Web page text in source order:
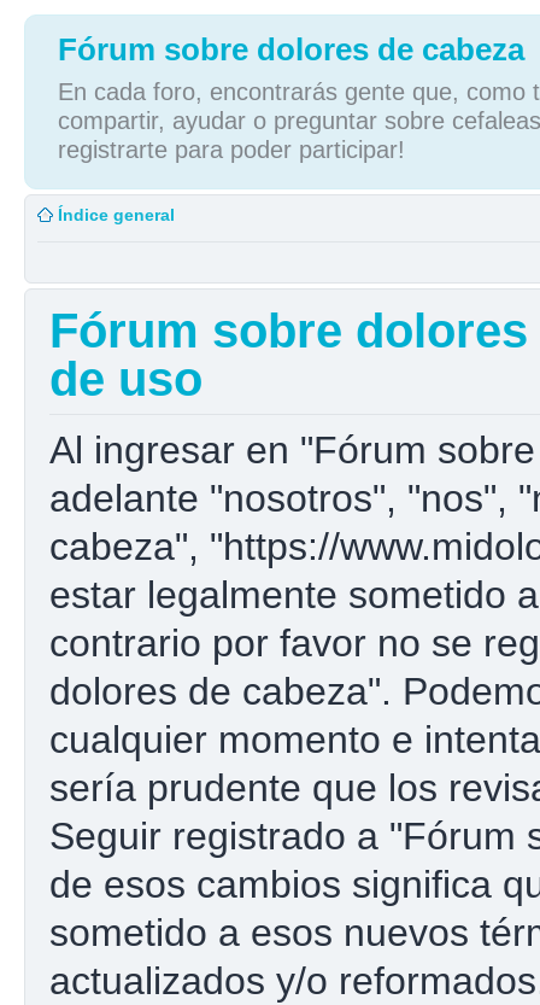
Fórum sobre dolores de cabeza
En cada foro, encontrarás gente que, como
compartir, ayudar o preguntar sobre
registrarte para poder participar!
Índice general
Fórum sobre
de uso
Al ingresar en "Fórum
adelante "nosotros", "nos",
cabeza", "https://
estar legalmente sometido
contrario por favor no se
dolores de cabeza".
cualquier momento e
sería prudente que los
Seguir registrado a "Fórum
de esos cambios significa
sometido a esos nuevos
actualizados y/o